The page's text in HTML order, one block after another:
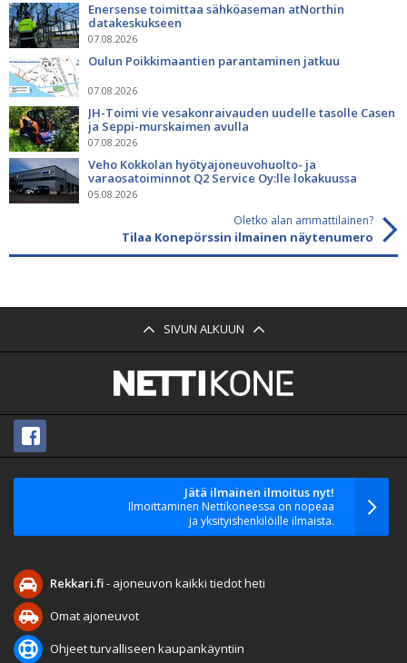
Enersense toimittaa sähköaseman atNorthin
datakeskukseen
07.08.2026
Oulun Poikkimaantien parantaminen jatkuu
07.08.2026
JH-Toimi vie vesakonraivauden uudelle tasolle Casen
ja Seppi-murskaimen avulla
07.08.2026
Veho Kokkolan hyötyajoneuvohuolto- ja
varaosatoiminnot Q2 Service Oy:lle lokakuussa
05.08.2026
Oletko alan ammattilainen?
Tilaa Konepörssin ilmainen näytenumero
SIVUN ALKUUN
Jätä ilmainen ilmoitus nyt!
Ilmoittaminen Nettikoneessa on nopeaa
ja yksityishenkilöille ilmaista.
Rekkari.fi- ajoneuvon kaikki tiedot heti
Omat ajoneuvot
Ohjeet turvalliseen kaupankäyntiin